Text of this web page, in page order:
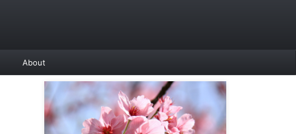
About